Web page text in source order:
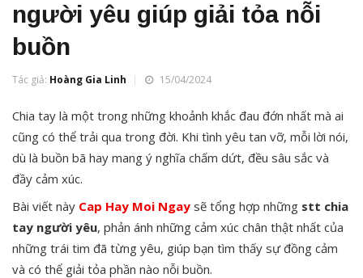
người yêu giúp giải tỏa nỗi
buồn
Tác giả: Hoàng Gia Linh 15/04/2024
Chia tay là một trong những khoảnh khắc đau đớn nhất mà ai
cũng có thể trải qua trong đời. Khi tình yêu tan vỡ, mỗi lời nói,
dù là buồn bã hay mang ý nghĩa chấm dứt, đều sâu sắc và
đầy cảm xúc.
Bài viết này Cap Hay Moi Ngay sẽ tổng hợp những stt chia
tay người yêu, phản ánh những cảm xúc chân thật nhất của
những trái tim đã từng yêu, giúp bạn tìm thấy sự đồng cảm
và có thể giải tỏa phần nào nỗi buồn.